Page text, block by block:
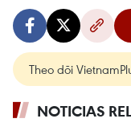
Theo dõi
NOTICIAS